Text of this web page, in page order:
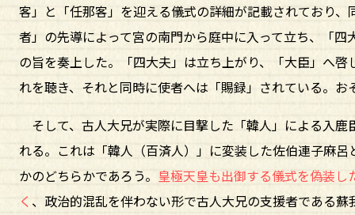
客」と「任那客」を迎える儀式の詳細が記載されており
者」の先導によって宮の南門から庭中に入って立ち、「
の旨を奏上した。「四大夫」は立ち上がり、「大臣」へ
れを聴き、それと同時に使者へは「賜録」されている。
そして、古人大兄が実際に目撃した「韓人」による入
れる。これは「韓人（百済人）」に変装した佐伯連子麻
かのどちらかであろう。 皇極天皇も出御する儀式を偽装
く 、政治的混乱を伴わない形で古人大兄の支援者である